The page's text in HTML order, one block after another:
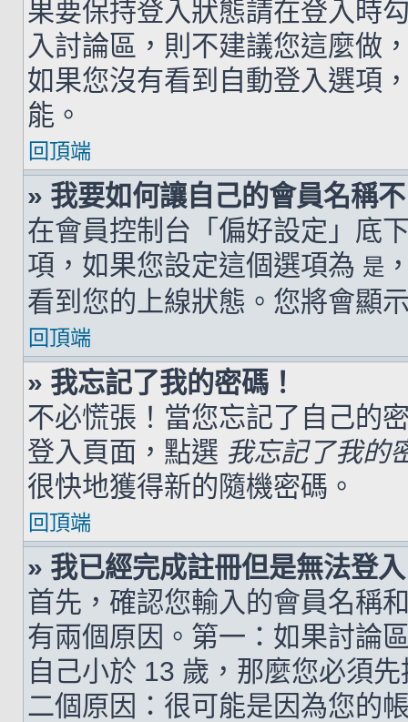
果要保持登入狀態請在登入時
入討論區，則不建議您這麼做
如果您沒有看到自動登入選項
能。
回頂端
» 我要如何讓自己的會員名稱
在會員控制台「偏好設定」底
項，如果您設定這個選項為 是
看到您的上線狀態。您將會顯
回頂端
» 我忘記了我的密碼！
不必慌張！當您忘記了自己的
登入頁面，點選 我忘記了我的
很快地獲得新的隨機密碼。
回頂端
» 我已經完成註冊但是無法登
首先，確認您輸入的會員名稱
有兩個原因。第一：如果討論
自己小於 13 歲，那麼您必須
二個原因：很可能是因為您的